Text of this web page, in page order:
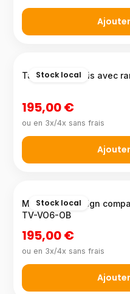
Stock local
Table TV en bois avec
195,00 €
ou en 3x/4x sans frais
Stock local
Meuble TV design
TV-VO6-OB
195,00 €
ou en 3x/4x sans frais